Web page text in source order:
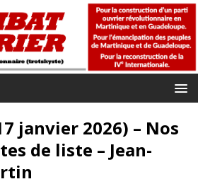
janvier 2026) – Nos
de liste – Jean-